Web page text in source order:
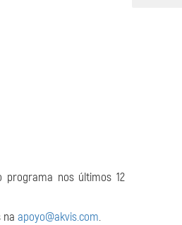
programa nos últimos 12
na apoyo@akvis.com.